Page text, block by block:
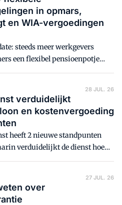
in opmars,
en WIA-vergoedingen
steeds meer werkgevers
een flexibel pensioenpotje
pensioenregeling, het
vanaf 1 september start de
die zijn gedupeerd door
uitvoering.
28 JUL. 26
verduidelijkt
en kostenvergoeding
heeft 2 nieuwe standpunten
verduidelijkt de dienst hoe
van een dga wordt
onbelast mag vergoeden.
27 JUL. 26
over